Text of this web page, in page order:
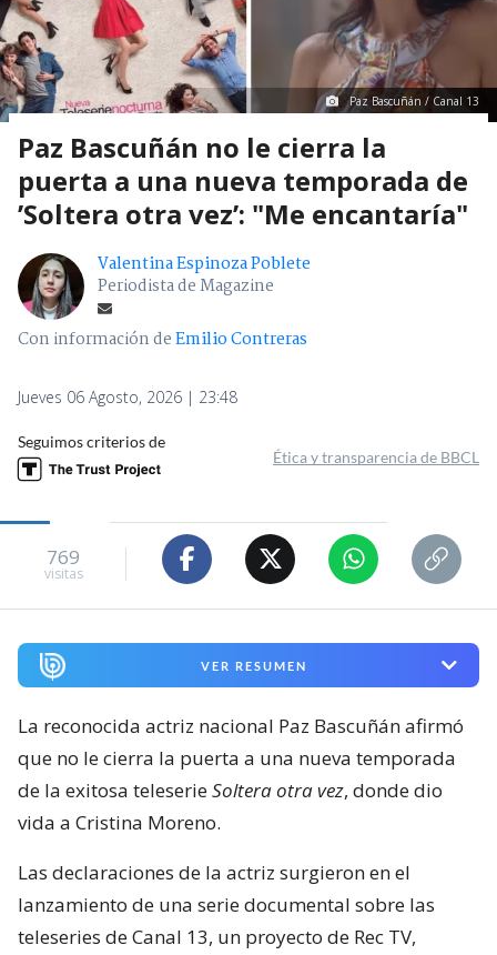
Paz Bascuñán / Canal 13
Paz Bascuñán no le cierra la
puerta a una nueva temporada de
’Soltera otra vez’: "Me encantaría"
Valentina Espinoza Poblete
Periodista de Magazine
Con información deEmilio Contreras
Jueves 06 Agosto, 2026 | 23:48
Seguimos criterios de
Ética y transparencia de BBCL
769
visitas
VER RESUMEN
La reconocida actriz nacional Paz Bascuñán afirmó
que no le cierra la puerta a una nueva temporada
de la exitosa teleserieSoltera otra vez, donde dio
vida a Cristina Moreno.
Las declaraciones de la actriz surgieron en el
lanzamiento de una serie documental sobre las
teleseries de Canal 13, un proyecto de Rec TV,